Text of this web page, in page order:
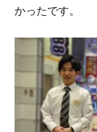
かったです。